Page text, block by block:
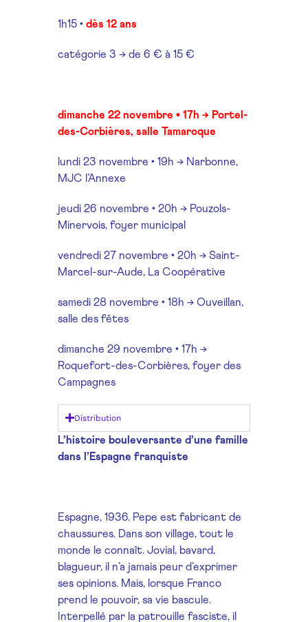
1h15 • dès 12 ans
catégorie 3 → de 6 € à 15 €
dimanche 22 novembre • 17h → Portel-
des-Corbières, salle Tamaroque
lundi 23 novembre • 19h → Narbonne,
MJC l’Annexe
jeudi 26 novembre • 20h → Pouzols-
Minervois, foyer municipal
vendredi 27 novembre • 20h → Saint-
Marcel-sur-Aude, La Coopérative
samedi 28 novembre • 18h → Ouveillan,
salle des fêtes
dimanche 29 novembre • 17h →
Roquefort-des-Corbières, foyer des
Campagnes
Distribution
L’histoire bouleversante d’une famille
dans l’Espagne franquiste
Espagne, 1936. Pepe est fabricant de
chaussures. Dans son village, tout le
monde le connaît. Jovial, bavard,
blagueur, il n’a jamais peur d’exprimer
ses opinions. Mais, lorsque Franco
prend le pouvoir, sa vie bascule.
Interpellé par la patrouille fasciste, il